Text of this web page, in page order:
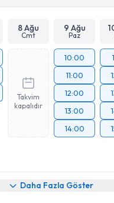
8 Ağu
Cmt
9 Ağu
Paz
Takvim
kapalıdır
10:00
11:00
12:00
13:00
14:00
Daha Fazla Göster